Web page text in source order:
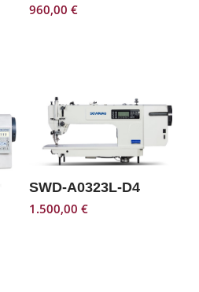
1.100,00 €.
960,00 €
SWD-A0323L-D4
1.500,00 €